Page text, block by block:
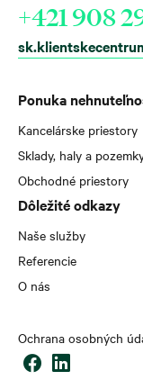
Ponuka
Kancelárske priestory
Sklady, haly a
Obchodné priestory
Dôležité odkazy
Naše služby
Referencie
O nás
+421 908
Ochrana osobných